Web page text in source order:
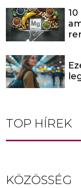
TOP HÍREK
KÖZÖSSÉG